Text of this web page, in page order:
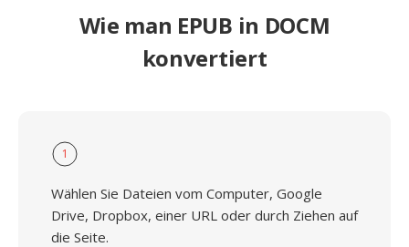
Wie man EPUB in DOCM
konvertiert
1
Wählen Sie Dateien vom Computer, Google
Drive, Dropbox, einer URL oder durch Ziehen auf
die Seite.